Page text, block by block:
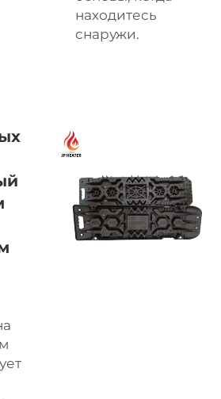
находитесь
снаружи.